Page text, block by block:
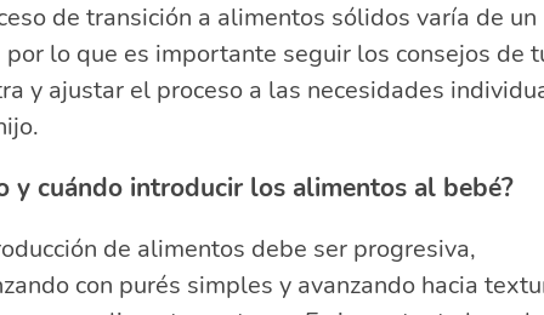
de transición a alimentos sólidos varía de
por lo que es importante seguir los consejos de
y ajustar el proceso a las necesidades
y cuándo introducir los alimentos al bebé?
de alimentos debe ser progresiva,
con purés simples y avanzando hacia